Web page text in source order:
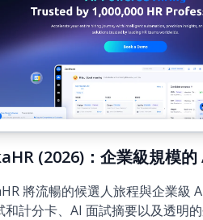
(2026)：企業級規模
將流暢的候選人旅程與企業級
和計分卡、AI 面試摘要以及透明